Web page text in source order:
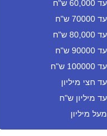
ש"ח
ש"ח
ש"ח
ש"ח
ש"ח
חצי מיליון
מיליון ש"ח
מיליון